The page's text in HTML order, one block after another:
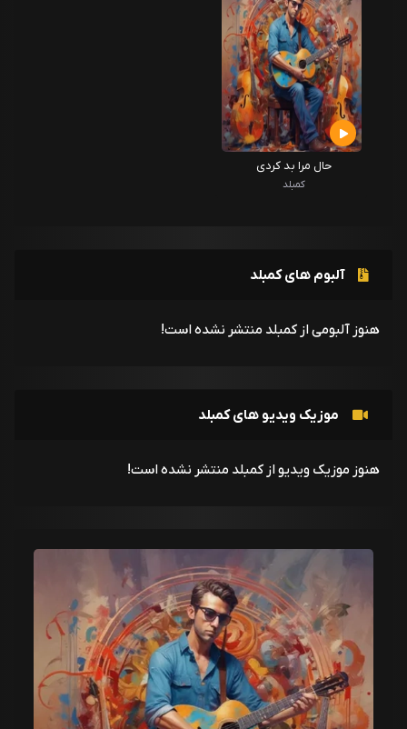
حال مرا بد کردی
کمبلد
آلبوم های کمبلد
هنوز آلبومی از کمبلد منتشر نشده است!
موزیک ویدیو های کمبلد
هنوز موزیک ویدیو از کمبلد منتشر نشده است!